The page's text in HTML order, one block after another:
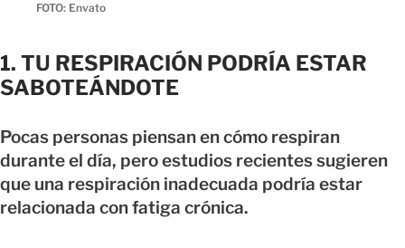
FOTO: Envato
1. TU RESPIRACIÓN PODRÍA ESTAR
SABOTEÁNDOTE
Pocas personas piensan en cómo respiran
durante el día, pero estudios recientes sugieren
que una respiración inadecuada podría estar
relacionada con fatiga crónica.